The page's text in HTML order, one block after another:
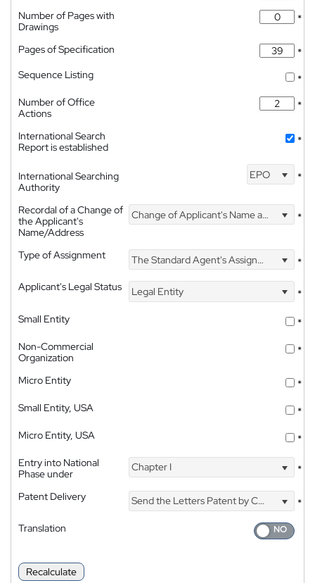
Number of Pages with
Drawings
*
Pages of Specification
*
Sequence Listing
*
Number of Office
Actions
*
International Search
Report is established
*
International Searching
Authority
EPO *
Recordal of a Change of
the Applicant's
Name/Address
Change of Applicant's Name and Address *
Type of Assignment The Standard Agent's Assignment
*
Applicant's Legal Status
Legal Entity
*
Small Entity
*
Non-Commercial
Organization
*
Micro Entity
*
Small Entity, USA
*
Micro Entity, USA
*
Entry into National
Phase under
Chapter I *
Patent Delivery Send the Letters Patent by Courier
*
Translation
Recalculate